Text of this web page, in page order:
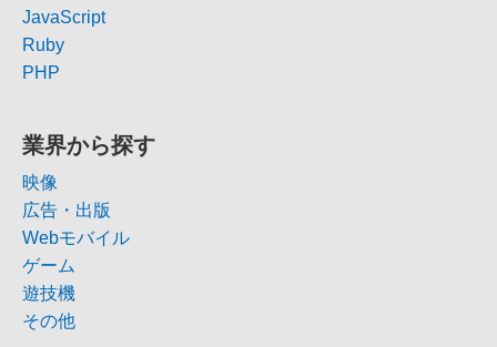
JavaScript
Ruby
PHP
業界から探す
映像
広告・出版
Webモバイル
ゲーム
遊技機
その他